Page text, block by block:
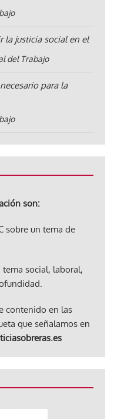
la justicia social en el
del Trabajo
para la
son:
sobre un tema de
social, laboral,
contenido en las
que señalamos en